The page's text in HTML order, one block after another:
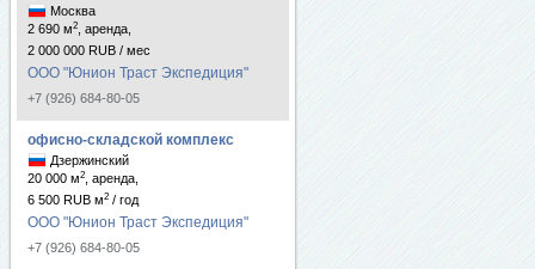
Москва
2 690 м2
, аренда,
2 000 000 RUB / мес
ООО "Юнион Траст Экспедиция"
+7 (926) 684-80-05
офисно-складской комплекс
Дзержинский
20 000 м2
, аренда,
6 500 RUB м2 / год
ООО "Юнион Траст Экспедиция"
+7 (926) 684-80-05